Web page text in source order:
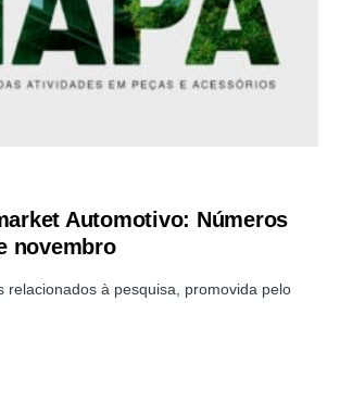
Automotivo: Números
novembro
relacionados à pesquisa, promovida pelo